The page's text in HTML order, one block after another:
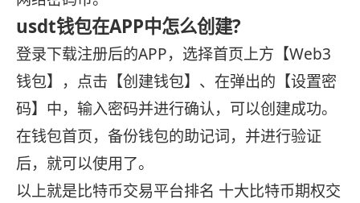
usdt钱包在APP中怎么创建?
登录下载注册后的APP，选择首页上方【Web3
钱包】，点击【创建钱包】、在弹出的【设置密
码】中，输入密码并进行确认，可以创建成功。
在钱包首页，备份钱包的助记词，并进行验证
后，就可以使用了。
以上就是比特币交易平台排名 十大比特币期权交